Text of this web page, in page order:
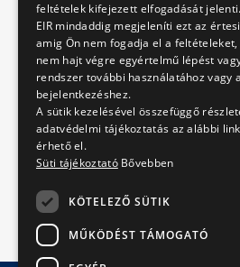
4 darab
feltételek kifejezett elfogadását
EIR mindaddig megjeleníti ezt az
amig Ön nem fogadja el a feltételeket,
nem hajt végre egyértelmű lépést
rendszer további használatához vagy a
bejelentkezéshez.
A sütik kezelésével összefüggő
adatvédelmi tájékoztatás az alábbi
érhető el.
Süti tájékoztató Bővebben
KÖTELEZŐ SÜTIK
MŰKÖDÉST TÁMOGATÓ